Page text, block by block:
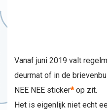
Vanaf juni 2019 valt
deurmat of in de
NEE NEE sticker*op zit.
Het is eigenlijk niet echt